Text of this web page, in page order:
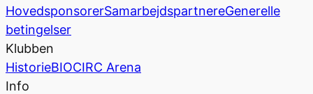
HovedsponsorerSamarbejdspartnereGenerelle
betingelser
Klubben
HistorieBIOCIRC Arena
Info